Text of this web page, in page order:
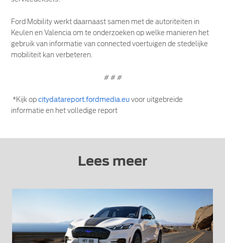
Ford Mobility werkt daarnaast samen met de autoriteiten in
Keulen en Valencia om te onderzoeken op welke manieren het
gebruik van informatie van connected voertuigen de stedelijke
mobiliteit kan verbeteren.
# # #
*Kijk opcitydatareport.fordmedia.eu voor uitgebreide
informatie en het volledige report
Lees meer